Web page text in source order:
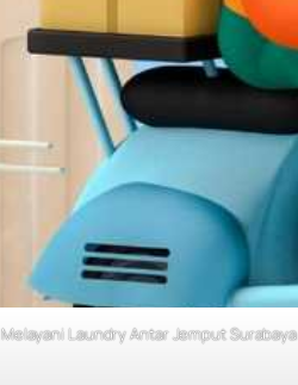
Melayani Laundry Antar Jemput Surabaya